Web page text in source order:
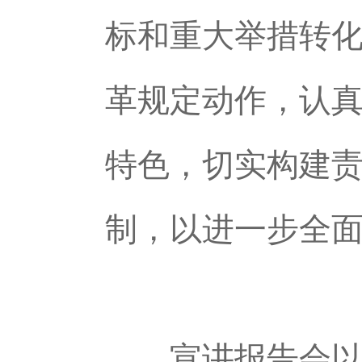
标和重大举措转
革规定动作，认
特色，切实构建
制，以进一步全